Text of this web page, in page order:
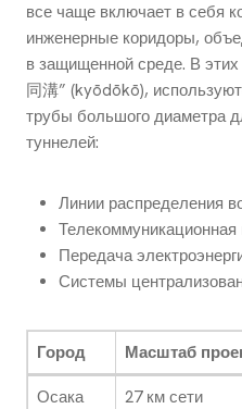
все чаще включает в себя
инженерные коридоры,
в защищенной среде. В
同溝” (kyōdōkō),
трубы большого диаметра
туннелей:
Линии распределения
Телекоммуникационная
Передача
Системы
Город Масштаб
Осака 27 км сети